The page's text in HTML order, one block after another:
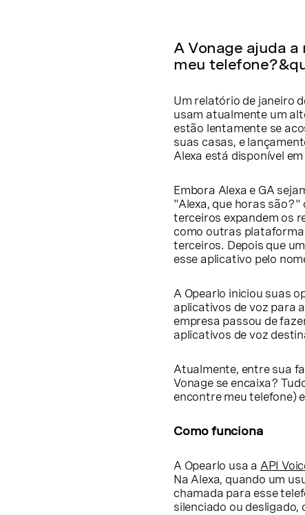
A Vonage ajuda
meu
Um relatório de janeiro
usam atualmente um
estão lentamente se
suas casas, e
Alexa está disponível
Embora Alexa e GA
"Alexa, que horas são?"
terceiros expandem os
como outras
terceiros. Depois que
esse aplicativo pelo
A Opearlo iniciou suas
aplicativos de voz para
empresa passou de
aplicativos de voz
Atualmente, entre sua
Vonage se encaixa?
encontre meu telefone)
Como funciona
A Opearlo usa a API
Na Alexa, quando um
chamada para esse
silenciado ou